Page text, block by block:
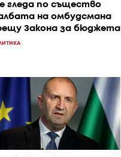
гледа по същество
на омбудсмана
Закона за бюджета